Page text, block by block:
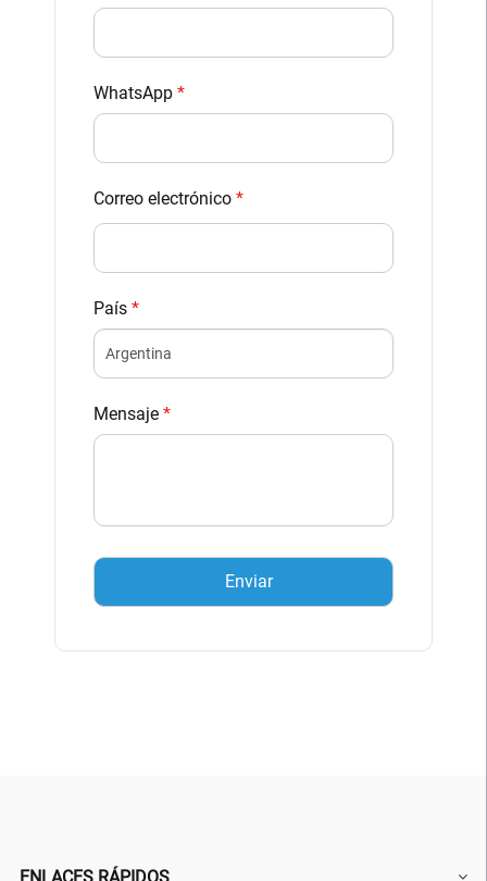
WhatsApp *
Correo electrónico *
País *
Mensaje *
ENLACES RÁPIDOS